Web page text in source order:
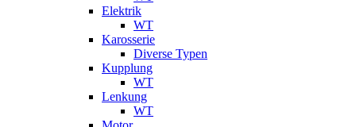
Elektrik
WT
Karosserie
Diverse Typen
Kupplung
WT
Lenkung
WT